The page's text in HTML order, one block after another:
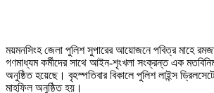
ময়মনসিংহ জেলা পুলিশ সুপারের আয়োজনে পবিত্র মাহে
গণমাধ্যম কর্মীদের সাথে আইন-শৃংখলা সংক্রন্ত এক
অনুষ্ঠিত হয়েছে। বৃহস্পতিবার বিকালে পুলিশ লাইন্স
মাহফিল অনুষ্ঠিত হয়।